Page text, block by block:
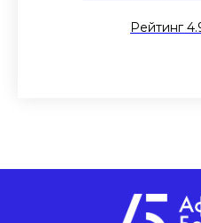
Рейтинг